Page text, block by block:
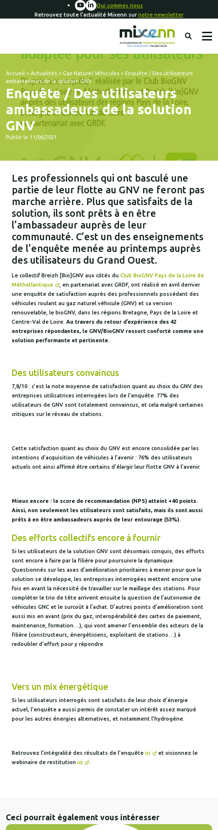
Qui sommes nous
Retrouvez toute l'actualité Mixenn surnotre newsletter
Accueil > Actualités > Gaz Naturel Véhicules > Enquête / Des utilisateurs
ambassadeurs de la solution GNV
Enquête / Des utilisateurs
ambassadeurs de la solution
GNV
Publié le 11/06/2021
Les professionnels qui ont basculé une
partie de leur flotte au GNV ne feront pas
marche arrière. Plus que satisfaits de la
solution, ils sont prêts à en être
l’ambassadeur auprès de leur
communauté. C’est un des enseignements
de l’enquête menée au printemps auprès
des utilisateurs du Grand Ouest.
Le collectif Breizh [Bio]GNV aux côtés du Club BioGNV Pays de la Loire de
Méthatlantique
, en partenariat avec GRDF, ont réalisé en avril dernier
une enquête de satisfaction auprès des professionnels possédant des
véhicules roulant au gaz naturel véhicule (GNV) et sa version
renouvelable, le bioGNV, dans les régions Bretagne, Pays de la Loire et
Centre-Val de Loire. Au travers du retour d’expérience des 42
entreprises répondantes, le GNV/BioGNV ressort conforté comme une
solution performante et pertinente.
Des utilisateurs convaincus
7,8/10 : c’est la note moyenne de satisfaction quant au choix du GNV des
entreprises utilisatrices interrogées lors de l’enquête. 77% des
utilisateurs de GNV sont totalement convaincus, et cela malgré certaines
critiques sur le réseau de stations.
Cette satisfaction quant au choix du GNV est encore consolidée par les
intentions d’acquisition de véhicules à l’avenir : 76% des utilisateurs
actuels ont ainsi affirmé être certains d’élargir leur flotte GNV à l’avenir.
Mieux encore : le score de recommandation (NPS) atteint +40 points.
Ainsi, non seulement les utilisateurs sont satisfaits, mais ils sont aussi
prêts à en être ambassadeurs auprès de leur entourage (53%).
Des efforts collectifs encore à fournir
Si les utilisateurs de la solution GNV sont désormais conquis, des efforts
sont encore à faire par la filière pour poursuivre la dynamique.
Questionnés sur les axes d’amélioration prioritaires à mener pour que la
solution se développe, les entreprises interrogées mettent encore une
fois en avant la nécessité de travailler sur le maillage des stations. Pour
compléter le trio de tête arrivent ensuite la question de l’autonomie de
véhicules GNC et le surcoût à l’achat. D’autres points d’amélioration sont
aussi mis en avant (prix du gaz, interopérabilité des cartes de paiement,
maintenance, formation…), qui vont amener l’ensemble des acteurs de la
filière (constructeurs, énergéticiens, exploitant de stations…) à
redoubler d’effort pour y répondre.
Vers un mix énergétique
Si les utilisateurs interrogés sont satisfaits de leur choix d’énergie
actuel, l’enquête a aussi permis de constater un intérêt assez marqué
pour les autres énergies alternatives, et notamment l’hydrogène.
Retrouvez l’intégralité des résultats de l’enquête ici
et visionnez le
webinaire de restitution ici
Ceci pourrait également vous intéresser